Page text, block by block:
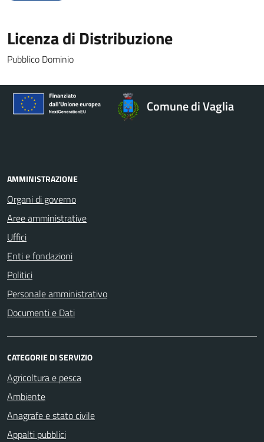
Licenza di Distribuzione
Pubblico Dominio
Comune di Vaglia
AMMINISTRAZIONE
Organi di governo
Aree amministrative
Uffici
Enti e fondazioni
Politici
Personale amministrativo
Documenti e Dati
CATEGORIE DI SERVIZIO
Agricoltura e pesca
Ambiente
Anagrafe e stato civile
Appalti pubblici